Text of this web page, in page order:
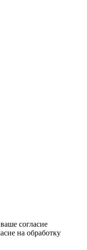
согласие
на обработку